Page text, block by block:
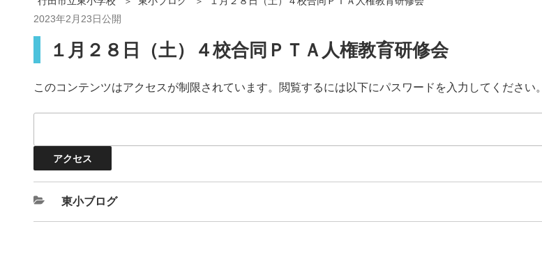
2023年2月23日公開
１月２８日（土）４校合同ＰＴＡ人権教育研修会
このコンテンツはアクセスが制限されています。閲覧するには以下にパスワードを入力してください。
東小ブログ